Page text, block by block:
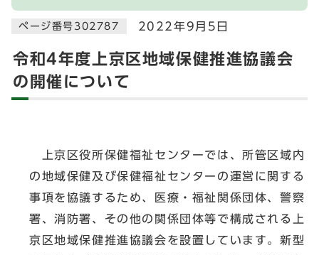
ページ番号302787 2022年9月5日
令和4年度上京区地域保健推進協議会
の開催について
上京区役所保健福祉センターでは、所管区域内
の地域保健及び保健福祉センターの運営に関する
事項を協議するため、医療・福祉関係団体、警察
署、消防署、その他の関係団体等で構成される上
京区地域保健推進協議会を設置しています。新型